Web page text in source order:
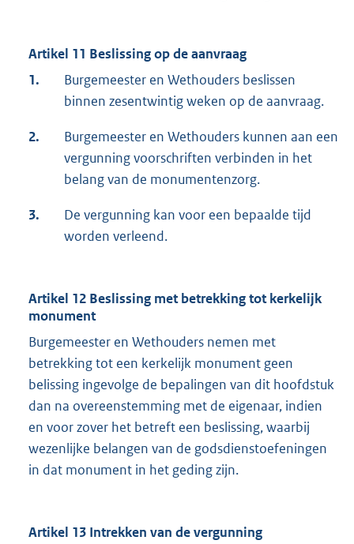
Artikel 11 Beslissing op de aanvraag
1.
Burgemeester en Wethouders beslissen
binnen zesentwintig weken op de aanvraag.
2.
Burgemeester en Wethouders kunnen aan een
vergunning voorschriften verbinden in het
belang van de monumentenzorg.
3.
De vergunning kan voor een bepaalde tijd
worden verleend.
Artikel 12 Beslissing met betrekking tot kerkelijk
monument
Burgemeester en Wethouders nemen met
betrekking tot een kerkelijk monument geen
belissing ingevolge de bepalingen van dit hoofdstuk
dan na overeenstemming met de eigenaar, indien
en voor zover het betreft een beslissing, waarbij
wezenlijke belangen van de godsdienstoefeningen
in dat monument in het geding zijn.
Artikel 13 Intrekken van de vergunning